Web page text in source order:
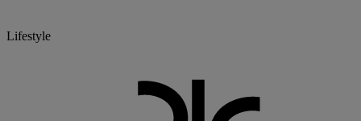
Lifestyle